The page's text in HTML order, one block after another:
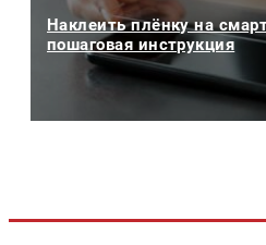
Наклеить плёнку на
пошаговая инструкция